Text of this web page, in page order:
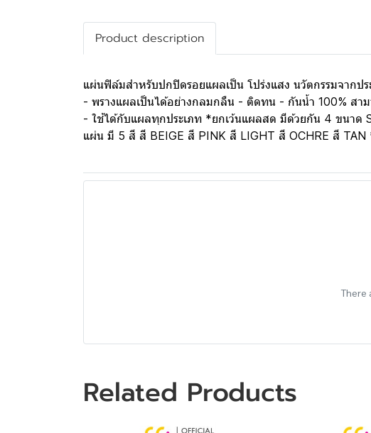
Product description
แผ่นฟิล์มสำหรับปกปิดรอยแผลเป็น โปร่งแสง นวัตกรรมจาก
- พรางแผลเป็นได้อย่างกลมกลืน - ติดทน - กันน้ำ 100% สาม
- ใช้ได้กับแผลทุกประเภท *ยกเว้นแผลสด มีด้วยกัน 4 ขนาด
แผ่น มี 5 สี สี BEIGE สี PINK สี LIGHT สี OCHRE สี
There
Related Products